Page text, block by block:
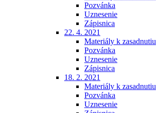
Pozvánka
Uznesenie
Zápisnica
22. 4. 2021
Materiály k zasadnutiu
Pozvánka
Uznesenie
Zápisnica
18. 2. 2021
Materiály k zasadnutiu
Pozvánka
Uznesenie